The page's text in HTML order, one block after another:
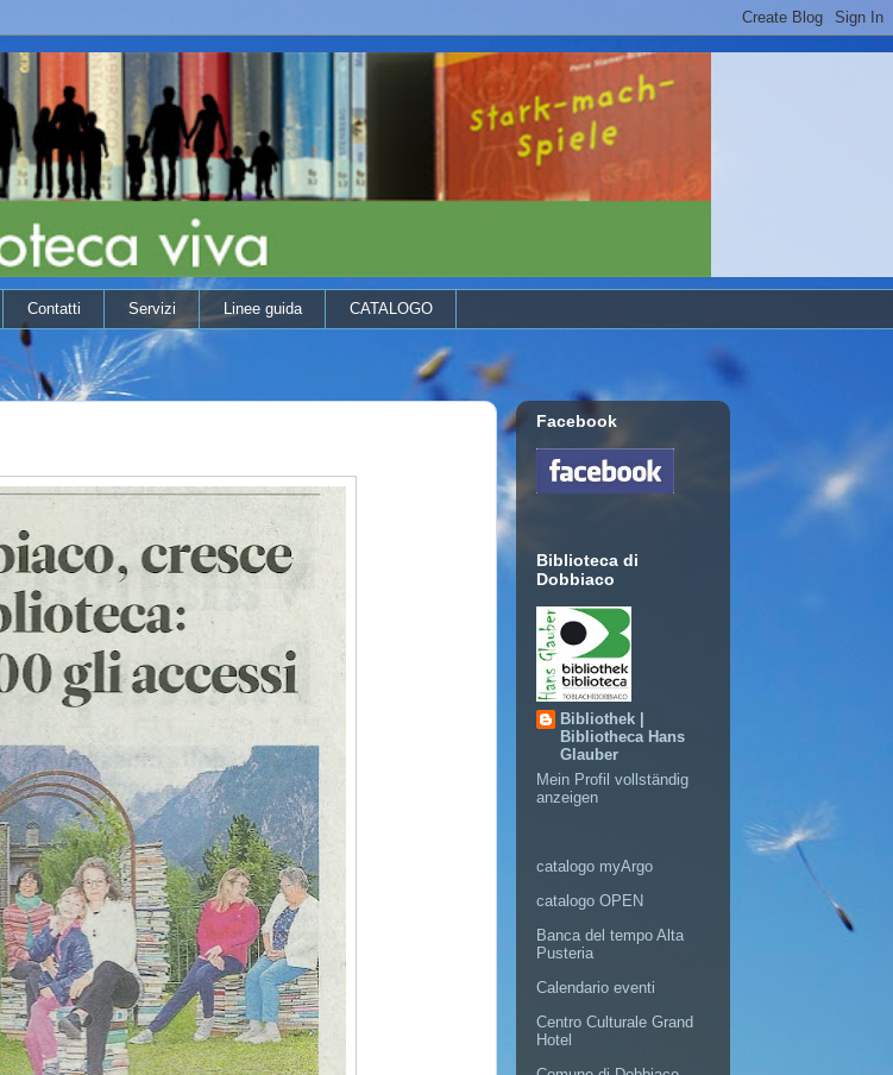
Contatti Servizi Linee guida CATALOGO
Facebook
Biblioteca di
Dobbiaco
Bibliothek |
Bibliotheca Hans
Glauber
Mein Profil vollständig
anzeigen
catalogo myArgo
catalogo OPEN
Banca del tempo Alta
Pusteria
Calendario eventi
Centro Culturale Grand
Hotel